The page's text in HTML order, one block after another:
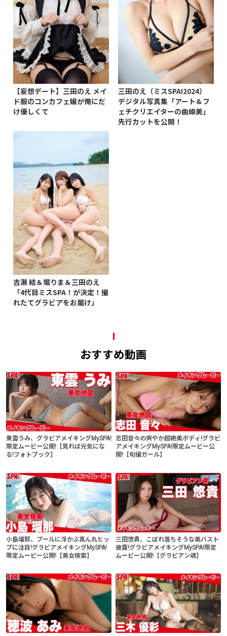
【妄想デート】三田のえ メイ
ド服のコンカフェ嬢が俺にだ
け優しくて
三田のえ（ミスSPA!2024）
デジタル写真集「アート＆フ
ェチクリエイターの曲線美」
先行カットを公開！
吉瀬 結＆堀りま＆三田のえ
「4代目ミスSPA！が決定！撮
れたてグラビアをお届け」
おすすめ動画
東雲うみ、グラビアメイキングMySPA!
限定ムービー公開!【見れば元気にな
る!フォトブック】
志田音々の爽やか超絶美ボディ!グラビ
アメイキングMySPA!限定ムービー公
開!【旬撮ガール】
小島瑠那、プールに浮かぶ真ん丸ヒッ
プに注目!グラビアメイキングMySPA!
限定ムービー公開!【美女検索】
三田悠貴、こぼれ落ちそうな美バスト
披露!グラビアメイキングMySPA!限定
ムービー公開!【グラビアン魂】